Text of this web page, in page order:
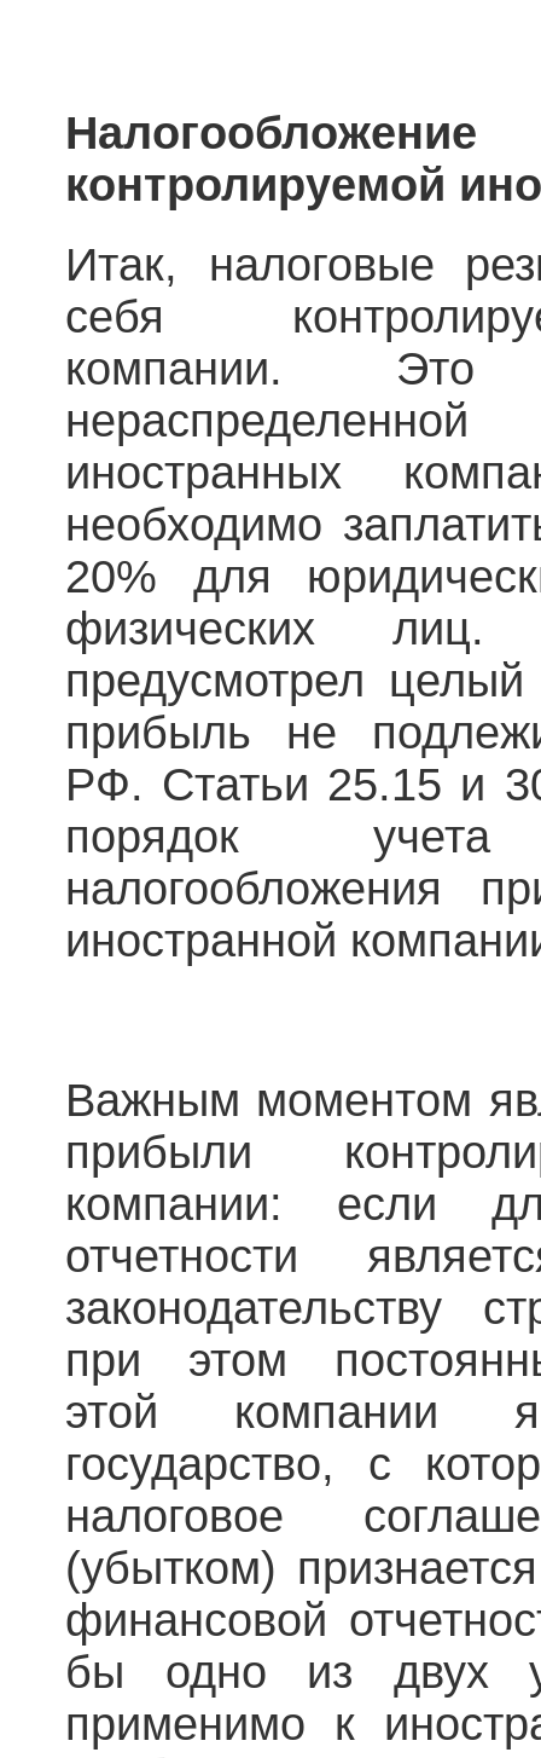
контролируемой
Итак, налоговые
себя
компании.
иностранных
необходимо
20% для
физических лиц.
предусмотрел
прибыль не
РФ. Статьи 25.15 и
порядок
налогообложения
иностранной
Важным моментом
прибыли
компании: если
отчетности
законодательству
при этом
этой компании
государство, с
налоговое
(убытком)
финансовой
бы одно из двух
применимо к